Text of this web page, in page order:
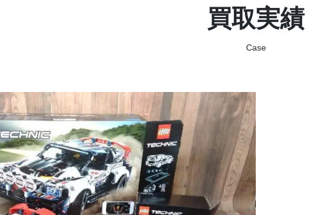
買取実績
Case